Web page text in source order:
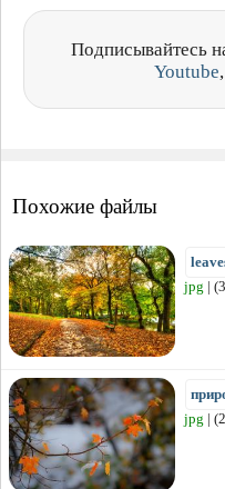
Подписывайтесь
Youtube,
Похожие файлы
jpg |
jpg |